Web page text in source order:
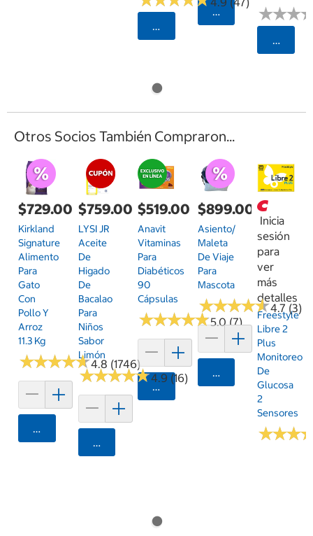
Seleccionar Código Postal
Agregar ★★★
★★★
Otros Socios También Compraron...
$729.00
Kirkland
Signature
Alimento
Para
Gato
Con
Pollo Y
Arroz
11.3 Kg
★★★★★
★★★★★4.8 (1746)
Agregar
$759.00
LYSI JR
Aceite
De
Higado
De
Bacalao
Para
Niños
Sabor
Limón
★★★★★
★★★★★4.9 (16)
Agregar
$519.00
Anavit
Vitaminas
Para
Diabéticos
90
Cápsulas
★★★★★
★★★★★5.0 (7)
Agregar
$899.00
Asiento/
Maleta
De Viaje
Para
Mascota
★★★★★
★★★★★4.7 (3)
Agregar
Inicia
sesión
para
ver
más
detalles
Freestyle
Libre 2
Plus
Monitoreo
De
Glucosa
2
Sensores
★★★
★★★